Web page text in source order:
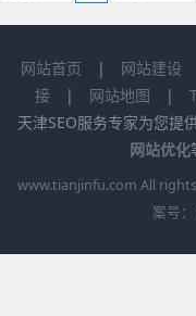
网站首页 | 网站建设
接| 网站地图 |
天津SEO服务专家为您提供
网站优化
www.tianjinfu.com All
案号：